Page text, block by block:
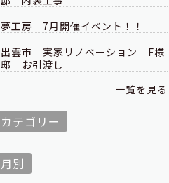
夢工房 7月開催イベント！！
出雲市 実家リノベーション F様
邸 お引渡し
一覧を見る
カテゴリー
月別